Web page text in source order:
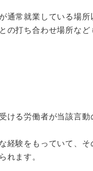
通常就業している場
打ち合わせ場所な
ける労働者が当該言
験をもっていて、
れます。